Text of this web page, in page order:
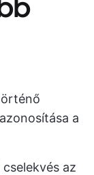
a
cselekvés az